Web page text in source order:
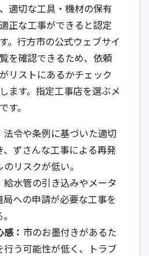
適切な工具・機材の保有
正な工事ができると認定
。行方市の公式ウェブサイ
を確認できるため、依頼
リストにあるかチェック
ます。指定工事店を選ぶメ
す。
法令や条例に基づいた適切
ずさんな工事による再発
リスクが低い。
給水管の引き込みやメータ
への申請が必要な工事を
： 市のお墨付きがあるた
行う可能性が低く、トラブ